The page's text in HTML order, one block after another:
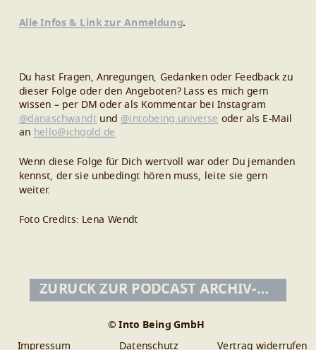
Alle Infos & Link zur Anmeldung.
Du hast Fragen, Anregungen, Gedanken oder Feedback zu
dieser Folge oder den Angeboten? Lass es mich gern
wissen – per DM oder als Kommentar bei Instagram
@danaschwandt und @intobeing.universe oder als E-Mail
an hello@ichgold.de
Wenn diese Folge für Dich wertvoll war oder Du jemanden
kennst, der sie unbedingt hören muss, leite sie gern
weiter.
Foto Credits: Lena Wendt
ZURÜCK ZUR PODCAST ARCHIV-ÜBERSICHT
© Into Being GmbH
Datenschutz
Impressum Vertrag widerrufen